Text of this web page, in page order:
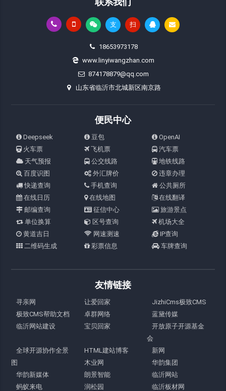
支 扫
18653973178
www.linyiwangzhan.com
874178879@qq.com
山东省临沂市北城新区南京路
便民中心
Deepseek 豆包
OpenAI
火车票
飞机票
汽车票
天气预报
公交线路
地铁线路
百度识图
外汇牌价
违章办理
快递查询
手机查询
公共厕所
在线日历
在线地图
在线翻译
邮编查询
征信中心
旅游景点
单位换算
区号查询
机场大全
黄道吉日
网速测速
IP查询
二维码生成
彩票信息 车牌查询
友情链接
寻亲网 让爱回家
JizhiCms极致CMS
极致CMS帮助文档
卓群网络
蓝黛传媒
临沂网站建设
宝贝回家
开放原子开源基金
会
全球开源协作全景
图
HTML建站博客
新网
木业网
华韵集团
华韵新媒体
朗景智能
临沂网站
蚂蚁来电
润松园
临沂板材网